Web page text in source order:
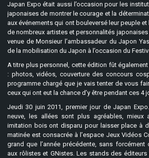
Japan Expo était aussi l’occasion pour les
japonaises de montrer le courage et la
aux événements qui ont bouleversé leur peuple
de nombreux artistes et personnalités japonaises
venue de Monsieur l’ambassadeur du Japon
de la mobilisation du Japon à l’occasion du
A titre plus personnel, cette édition fût
: photos, vidéos, couverture des concours
programme chargé que je vais tenter de vous
ceux qui ont eut la chance d’y être pendant ces 4
Jeudi 30 juin 2011, premier jour de Japan
neuve, les allées sont plus agréables, mieux
imitation bois ont disparu pour laisser place à
matinée est consacrée à l’espace Jeux Vidéos
grand que l’année précédente, sans
aux rôlistes et GNistes. Les stands des